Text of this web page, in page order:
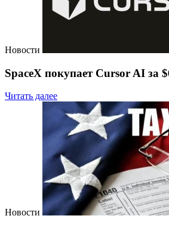
Новости
SpaceX покупает Cursor AI
Читать далее
Новости